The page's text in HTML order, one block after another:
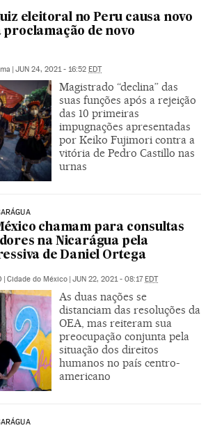
eleitoral no Peru causa novo
proclamação de novo
| JUN 24, 2021 - 16:52 EDT
Magistrado “declina” das
suas funções após a rejeição
das 10 primeiras
impugnações apresentadas
por Keiko Fujimori contra a
vitória de Pedro Castillo nas
urnas
chamam para consultas
na Nicarágua pela
de Daniel Ortega
| Cidade do México | JUN 22, 2021 - 08:17EDT
As duas nações se
distanciam das resoluções da
OEA, mas reiteram sua
preocupação conjunta pela
situação dos direitos
humanos no país centro-
americano